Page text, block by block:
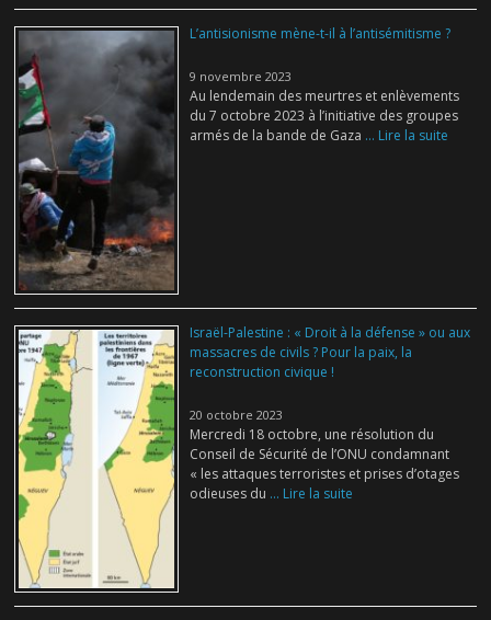
L’antisionisme mène-t-il à l’antisémitisme ?
9 novembre 2023
Au lendemain des meurtres et enlèvements
du 7 octobre 2023 à l’initiative des groupes
armés de la bande de Gaza ... Lire la suite
Israël-Palestine : « Droit à la défense » ou aux
massacres de civils ? Pour la paix, la
reconstruction civique !
20 octobre 2023
Mercredi 18 octobre, une résolution du
Conseil de Sécurité de l’ONU condamnant
« les attaques terroristes et prises d’otages
odieuses du ... Lire la suite